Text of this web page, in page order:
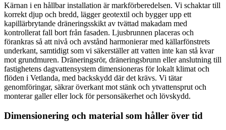
Kärnan i en hållbar installation är markförberedelsen. Vi schaktar till
korrekt djup och bredd, lägger geotextil och bygger upp ett
kapillärbrytande dräneringsskikt av tvättad makadam med
kontrollerat fall bort från fasaden. Ljusbrunnen placeras och
förankras så att nivå och avstånd harmonierar med källarfönstrets
underkant, samtidigt som vi säkerställer att vatten inte kan stå kvar
mot grundmuren. Dräneringsrör, dräneringsbrunn eller anslutning till
fastighetens dagvattensystem dimensioneras för lokalt klimat och
flöden i Vetlanda, med backskydd där det krävs. Vi tätar
genomföringar, säkrar överkant mot stänk och ytvattensprut och
monterar galler eller lock för personsäkerhet och lövskydd.
Dimensionering och material som håller över tid